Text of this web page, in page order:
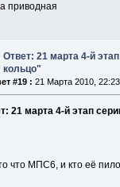
приводная
Ответ: 21 марта 4-й
кольцо"
#19 : 21 Марта 2010,
21 марта 4-й этап
что МПС6, и кто её